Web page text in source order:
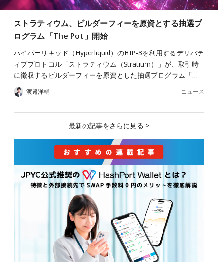
ストラティウム、ビルダーフィーを原資とする抽選プ
ログラム「The Pot」開始
ハイパーリキッド（Hyperliquid）のHIP-3を利用するデリバテ
ィブプロトコル「ストラティウム（Stratium）」が、取引時
に徴収するビルダーフィーを原資とした抽選プログラム「…
渡邉洋輔 ニュース
最新の記事をさらに見る >